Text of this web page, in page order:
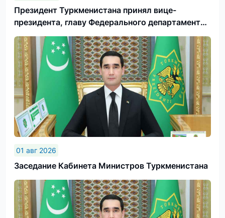
Президент Туркменистана принял вице-
президента, главу Федерального департамента
иностранных дел Швейцарской Конфедерации
01 авг 2026
Заседание Кабинета Министров Туркменистана